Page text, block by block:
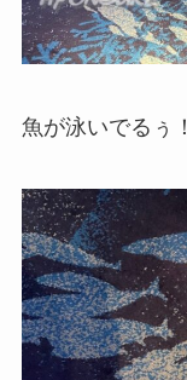
魚が泳いでるぅ！